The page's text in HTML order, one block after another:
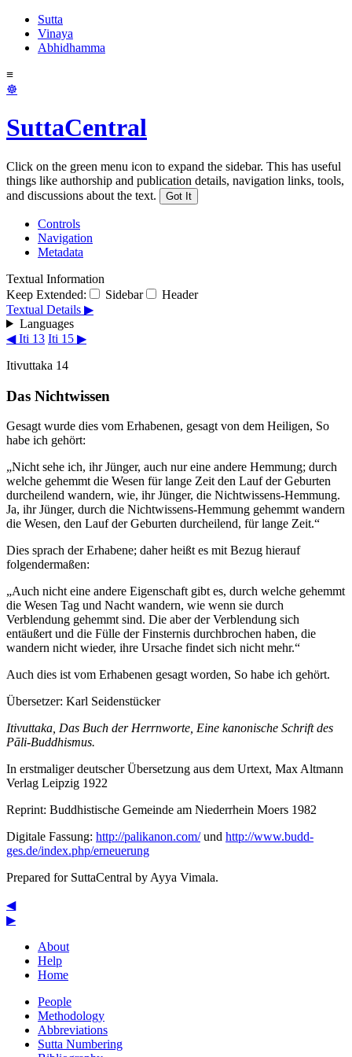
Sutta
Vinaya
Abhidhamma
≡
☸
SuttaCentral
Click on the green menu icon to expand the sidebar. This has useful
things like authorship and publication details, navigation links, tools,
and discussions about the text.
Got It
Controls
Navigation
Metadata
Textual Information
Keep Extended:
Sidebar
Header
Textual Details ▶
Languages
◀ Iti 13 Iti 15 ▶
Itivuttaka 14
Das Nichtwissen
Gesagt wurde dies vom Erhabenen, gesagt von dem Heiligen, So
habe ich gehört:
„Nicht sehe ich, ihr Jünger, auch nur eine andere Hemmung; durch
welche gehemmt die Wesen für lange Zeit den Lauf der Geburten
durcheilend wandern, wie, ihr Jünger, die Nichtwissens-Hemmung.
Ja, ihr Jünger, durch die Nichtwissens-Hemmung gehemmt wandern
die Wesen, den Lauf der Geburten durcheilend, für lange Zeit.“
Dies sprach der Erhabene; daher heißt es mit Bezug hierauf
folgendermaßen:
„Auch nicht eine andere Eigenschaft gibt es, durch welche gehemmt
die Wesen Tag und Nacht wandern, wie wenn sie durch
Verblendung gehemmt sind. Die aber der Verblendung sich
entäußert und die Fülle der Finsternis durchbrochen haben, die
wandern nicht wieder, ihre Ursache findet sich nicht mehr.“
Auch dies ist vom Erhabenen gesagt worden, So habe ich gehört.
Übersetzer: Karl Seidenstücker
Itivuttaka, Das Buch der Herrnworte, Eine kanonische Schrift des
Pāli-Buddhismus.
In erstmaliger deutscher Übersetzung aus dem Urtext, Max Altmann
Verlag Leipzig 1922
Reprint: Buddhistische Gemeinde am Niederrhein Moers 1982
Digitale Fassung: http://palikanon.com/und http://www.budd-
ges.de/index.php/erneuerung
Prepared for SuttaCentral by Ayya Vimala.
◀
▶
About
Help
Home
People
Methodology
Abbreviations
Sutta Numbering